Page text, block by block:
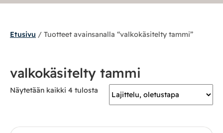
Nojatuolit
Etusivu / Tuotteet avainsanalla “valkokäsitelty tammi”
valkokäsitelty tammi
Näytetään kaikki 4 tulosta